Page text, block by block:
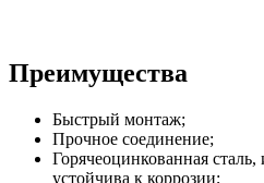
Преимущества
Быстрый монтаж;
Прочное соединение;
Горячеоцинкованная
устойчива к коррозии;